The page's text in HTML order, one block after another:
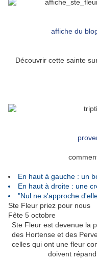
affiche du
Découvrir cette sainte
En haut à gauche : un
En haut à droite : une
"Nul ne s'approche
Ste Fleur priez pour nous
Fête 5 octobre
Ste Fleur est devenue la
des Hortense et des
celles qui ont une fleur
doivent